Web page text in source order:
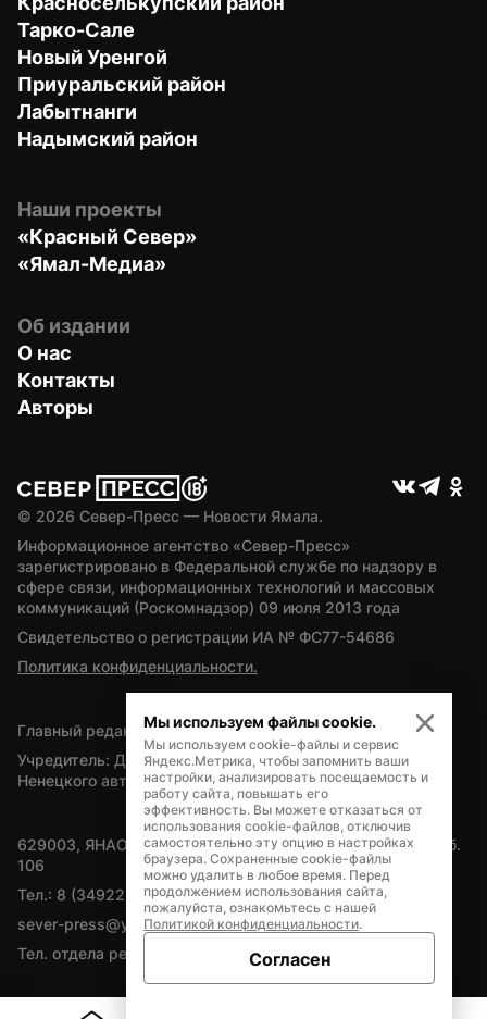
Тарко-Сале
Новый Уренгой
Приуральский район
Лабытнанги
Надымский район
Наши проекты
«Красный Север»
«Ямал-Медиа»
Об издании
О нас
Контакты
Авторы
© 2026 Север-Пресс — Новости Ямала.
Информационное агентство «Север-Пресс»
зарегистрировано в Федеральной службе по надзору в
сфере связи, информационных технологий и массовых
коммуникаций (Роскомнадзор) 09 июля 2013 года
Свидетельство о регистрации ИА № ФС77-54686
Политика конфиденциальности.
Главный редактор — А.Л. Поздеев
Учредитель: Департамент внутренней политики Ямало-
Ненецкого автономного округа
629003, ЯНАО, Салехард, мкр. Богдана Кнунянца, д.1, каб.
106
Тел.: 8 (34922) 71262
sever-press@yamal-media.ru
Тел. отдела рекламы: 8 (34922) 42728
Мы используем файлы cookie.
Мы используем cookie-файлы и сервис
Яндекс.Метрика, чтобы запомнить ваши
настройки, анализировать посещаемость и
работу сайта, повышать его
эффективность. Вы можете отказаться от
использования cookie-файлов, отключив
самостоятельно эту опцию в настройках
браузера. Сохраненные cookie-файлы
можно удалить в любое время. Перед
продолжением использования сайта,
пожалуйста, ознакомьтесь с нашей
Политикой конфиденциальности.
Согласен